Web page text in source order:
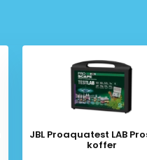
JBL Proaquatest LAB
koffer